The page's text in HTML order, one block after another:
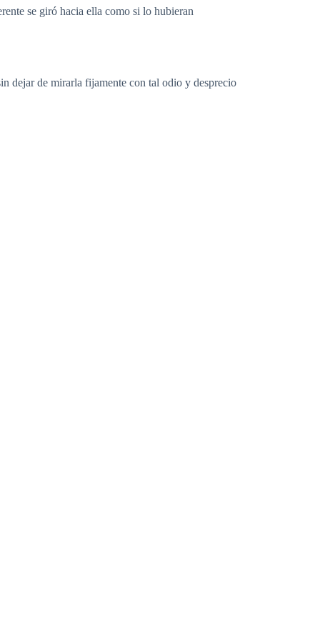
se giró hacia ella como si lo hubieran
dejar de mirarla fijamente con tal odio y desprecio
imposible porque ella jamás había tenido trato
viviendo.
una semana __ le dijo él dejando caer cerca de
de tanto tiempo se encontrara con ella en una
mar, no los olvidaría jamás, no podía estarla
que entraba por la esquina contraria la